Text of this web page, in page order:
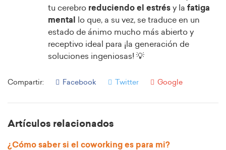
tu cerebro reduciendo el estrés y la fatiga
mental
lo que, a su vez, se traduce en un
estado de ánimo mucho más abierto y
receptivo ideal para ¡la generación de
soluciones ingeniosas! 💡
Compartir: Facebook Twitter Google
Artículos relacionados
¿Cómo saber si el coworking es para mi?